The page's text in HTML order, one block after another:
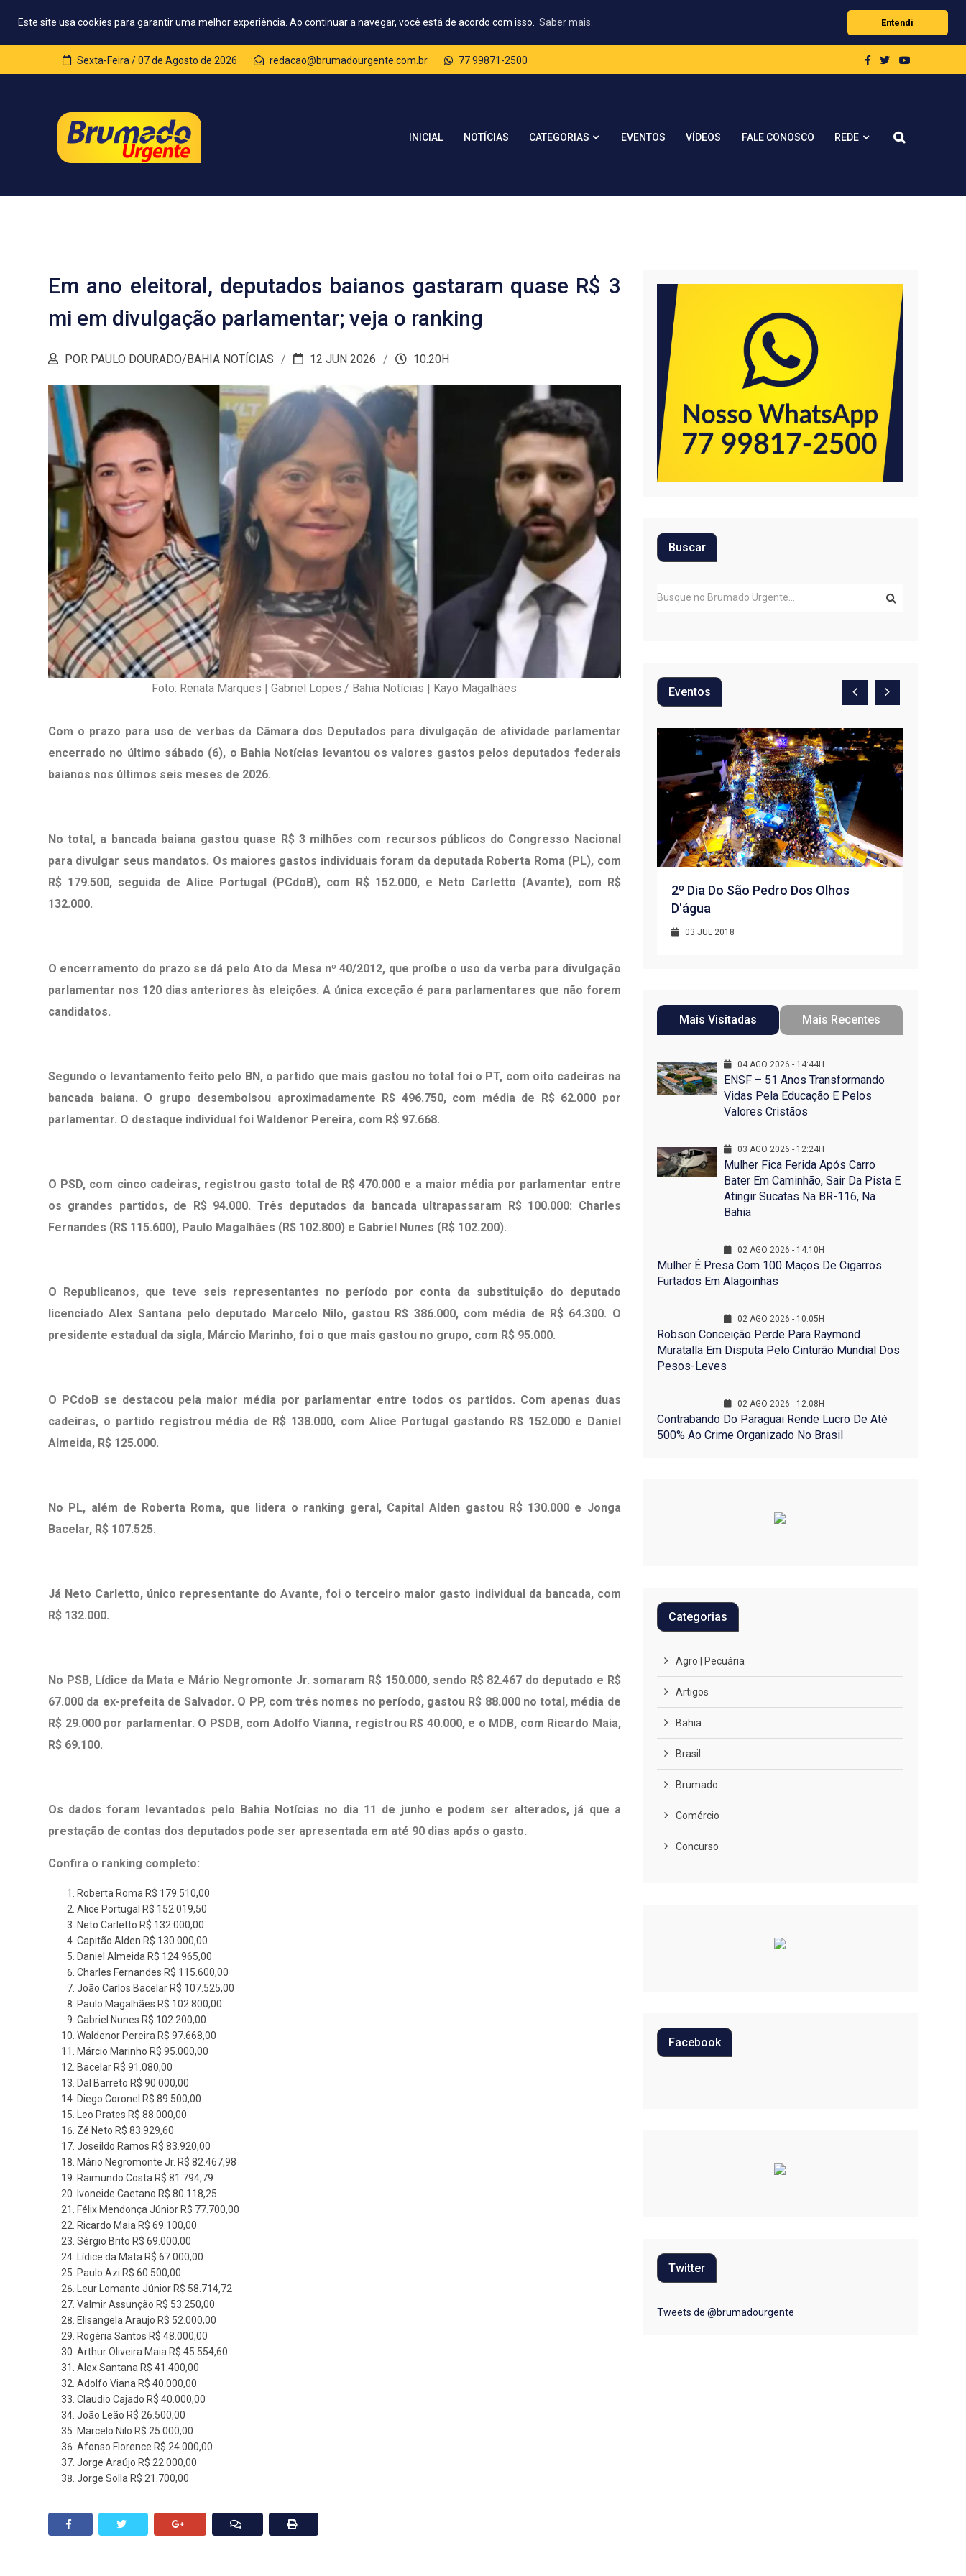
Este site usa cookies para garantir uma melhor experiência. Ao continuar a navegar, você está de acordo com isso. Saber mais. Entendi
Sexta-Feira / 07 de Agosto de 2026 redacao@brumadourgente.com.br 77 99871-2500
INICIAL NOTÍCIAS CATEGORIAS EVENTOS VÍDEOS FALE CONOSCO REDE
Em ano eleitoral, deputados baianos gastaram quase R$ 3
mi em divulgação parlamentar; veja o ranking
POR PAULO DOURADO/BAHIA NOTÍCIAS 12 JUN 2026 10:20H
Foto: Renata Marques | Gabriel Lopes / Bahia Notícias | Kayo Magalhães
Com o prazo para uso de verbas da Câmara dos Deputados para divulgação de atividade parlamentar
encerrado no último sábado (6), o Bahia Notícias levantou os valores gastos pelos deputados federais
baianos nos últimos seis meses de 2026.
No total, a bancada baiana gastou quase R$ 3 milhões com recursos públicos do Congresso Nacional
para divulgar seus mandatos. Os maiores gastos individuais foram da deputada Roberta Roma (PL), com
R$ 179.500, seguida de Alice Portugal (PCdoB), com R$ 152.000, e Neto Carletto (Avante), com R$
132.000.
O encerramento do prazo se dá pelo Ato da Mesa nº 40/2012, que proíbe o uso da verba para divulgação
parlamentar nos 120 dias anteriores às eleições. A única exceção é para parlamentares que não forem
candidatos.
Segundo o levantamento feito pelo BN, o partido que mais gastou no total foi o PT, com oito cadeiras na
bancada baiana. O grupo desembolsou aproximadamente R$ 496.750, com média de R$ 62.000 por
parlamentar. O destaque individual foi Waldenor Pereira, com R$ 97.668.
O PSD, com cinco cadeiras, registrou gasto total de R$ 470.000 e a maior média por parlamentar entre
os grandes partidos, de R$ 94.000. Três deputados da bancada ultrapassaram R$ 100.000: Charles
Fernandes (R$ 115.600), Paulo Magalhães (R$ 102.800) e Gabriel Nunes (R$ 102.200).
O Republicanos, que teve seis representantes no período por conta da substituição do deputado
licenciado Alex Santana pelo deputado Marcelo Nilo, gastou R$ 386.000, com média de R$ 64.300. O
presidente estadual da sigla, Márcio Marinho, foi o que mais gastou no grupo, com R$ 95.000.
O PCdoB se destacou pela maior média por parlamentar entre todos os partidos. Com apenas duas
cadeiras, o partido registrou média de R$ 138.000, com Alice Portugal gastando R$ 152.000 e Daniel
Almeida, R$ 125.000.
No PL, além de Roberta Roma, que lidera o ranking geral, Capital Alden gastou R$ 130.000 e Jonga
Bacelar, R$ 107.525.
Já Neto Carletto, único representante do Avante, foi o terceiro maior gasto individual da bancada, com
R$ 132.000.
No PSB, Lídice da Mata e Mário Negromonte Jr. somaram R$ 150.000, sendo R$ 82.467 do deputado e R$
67.000 da ex-prefeita de Salvador. O PP, com três nomes no período, gastou R$ 88.000 no total, média de
R$ 29.000 por parlamentar. O PSDB, com Adolfo Vianna, registrou R$ 40.000, e o MDB, com Ricardo Maia,
R$ 69.100.
Os dados foram levantados pelo Bahia Notícias no dia 11 de junho e podem ser alterados, já que a
prestação de contas dos deputados pode ser apresentada em até 90 dias após o gasto.
Confira o ranking completo:
Roberta Roma R$ 179.510,00
Alice Portugal R$ 152.019,50
Neto Carletto R$ 132.000,00
Capitão Alden R$ 130.000,00
Daniel Almeida R$ 124.965,00
Charles Fernandes R$ 115.600,00
João Carlos Bacelar R$ 107.525,00
Paulo Magalhães R$ 102.800,00
Gabriel Nunes R$ 102.200,00
Waldenor Pereira R$ 97.668,00
Márcio Marinho R$ 95.000,00
Bacelar R$ 91.080,00
Dal Barreto R$ 90.000,00
Diego Coronel R$ 89.500,00
Leo Prates R$ 88.000,00
Zé Neto R$ 83.929,60
Joseildo Ramos R$ 83.920,00
Mário Negromonte Jr. R$ 82.467,98
Raimundo Costa R$ 81.794,79
Ivoneide Caetano R$ 80.118,25
Félix Mendonça Júnior R$ 77.700,00
Ricardo Maia R$ 69.100,00
Sérgio Brito R$ 69.000,00
Lídice da Mata R$ 67.000,00
Paulo Azi R$ 60.500,00
Leur Lomanto Júnior R$ 58.714,72
Valmir Assunção R$ 53.250,00
Elisangela Araujo R$ 52.000,00
Rogéria Santos R$ 48.000,00
Arthur Oliveira Maia R$ 45.554,60
Alex Santana R$ 41.400,00
Adolfo Viana R$ 40.000,00
Claudio Cajado R$ 40.000,00
João Leão R$ 26.500,00
Marcelo Nilo R$ 25.000,00
Afonso Florence R$ 24.000,00
Jorge Araújo R$ 22.000,00
Jorge Solla R$ 21.700,00
Buscar
Eventos
1º Dia - São Pedro Do Bairro Olhos
D’água
Inauguração Da Franquia HINODE
2º Dia Do São Pedro Dos Olhos
D'água
03 JUL 2018
Mais Visitadas Mais Recentes
04 AGO 2026 - 14:44H
ENSF – 51 Anos Transformando
Vidas Pela Educação E Pelos
Valores Cristãos
03 AGO 2026 - 12:24H
Mulher Fica Ferida Após Carro
Bater Em Caminhão, Sair Da Pista E
Atingir Sucatas Na BR-116, Na
Bahia
02 AGO 2026 - 14:10H
Mulher É Presa Com 100 Maços De Cigarros
Furtados Em Alagoinhas
02 AGO 2026 - 10:05H
Robson Conceição Perde Para Raymond
Muratalla Em Disputa Pelo Cinturão Mundial Dos
Pesos-Leves
02 AGO 2026 - 12:08H
Contrabando Do Paraguai Rende Lucro De Até
500% Ao Crime Organizado No Brasil
Categorias
Agro | Pecuária
Artigos
Bahia
Brasil
Brumado
Comércio
Concurso
Editoriais
Mundo
Facebook
Twitter
Tweets de @brumadourgente